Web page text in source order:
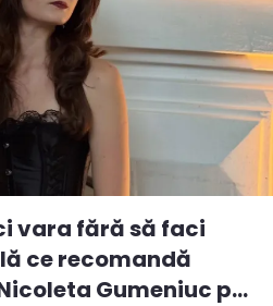
vara fără să faci
ce recomandă
Gumeniuc p...